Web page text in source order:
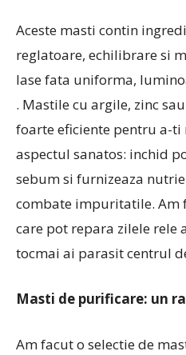
Aceste masti contin
reglatoare, echilibrare si
lase fata uniforma,
. Mastile cu argile, zinc
foarte eficiente pentru a-ti
aspectul sanatos: inchid
sebum si furnizeaza
combate impuritatile. Am
care pot repara zilele rele
tocmai ai parasit centrul
Masti de purificare: un
Am facut o selectie de